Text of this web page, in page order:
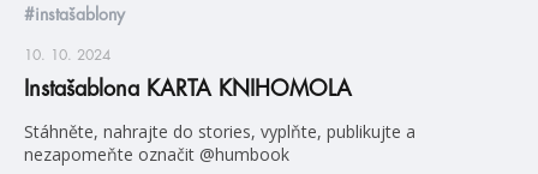
#instašablony
10. 10. 2024
Instašablona KARTA KNIHOMOLA
Stáhněte, nahrajte do stories, vyplňte, publikujte a
nezapomeňte označit @humbook